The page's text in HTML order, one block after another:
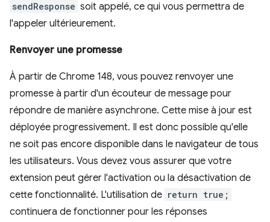
sendResponse soit appelé, ce qui vous permettra de
l'appeler ultérieurement.
Renvoyer une promesse
À partir de Chrome 148, vous pouvez renvoyer une
promesse à partir d'un écouteur de message pour
répondre de manière asynchrone. Cette mise à jour est
déployée progressivement. Il est donc possible qu'elle
ne soit pas encore disponible dans le navigateur de tous
les utilisateurs. Vous devez vous assurer que votre
extension peut gérer l'activation ou la désactivation de
cette fonctionnalité. L'utilisation de return true;
continuera de fonctionner pour les réponses